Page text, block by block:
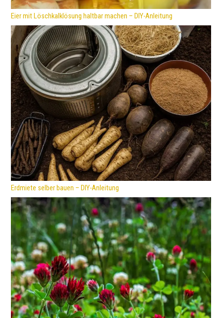
Eier mit Löschkalklösung haltbar machen – DIY-Anleitung
Erdmiete selber bauen – DIY-Anleitung